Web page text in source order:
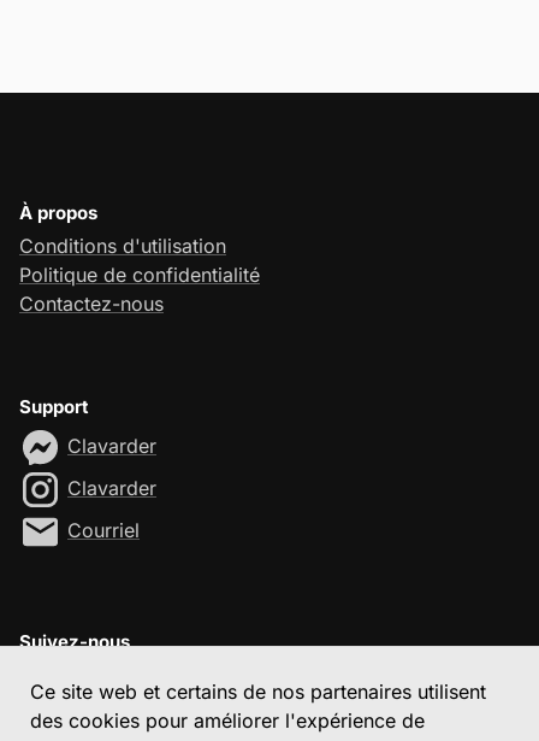
Ce site web et certains de nos partenaires utilisent
des cookies pour améliorer l'expérience de
À propos
Conditions d'utilisation
Politique de confidentialité
Contactez-nous
Support
Clavarder
Clavarder
Courriel
Suivez-nous